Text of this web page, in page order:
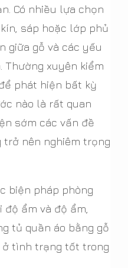
Có nhiều lựa chọn
sáp hoặc lớp phủ
giữa gỗ và các yếu
Thường xuyên kiểm
phát hiện bất kỳ
nào là rất quan
sớm các vấn đề
nên nghiêm trọng
biện pháp phòng
ẩm và độ ẩm,
tủ quần áo bằng gỗ
ở tình trạng tốt trong